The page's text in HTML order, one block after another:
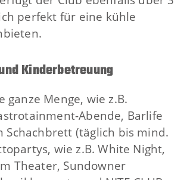
perfekt für eine kühle
Kinderbetreuung
ganze Menge, wie z.B.
Abende, Barlife
Schachbrett (täglich bis mind.
wie z.B. White Night,
Theater, Sundowner